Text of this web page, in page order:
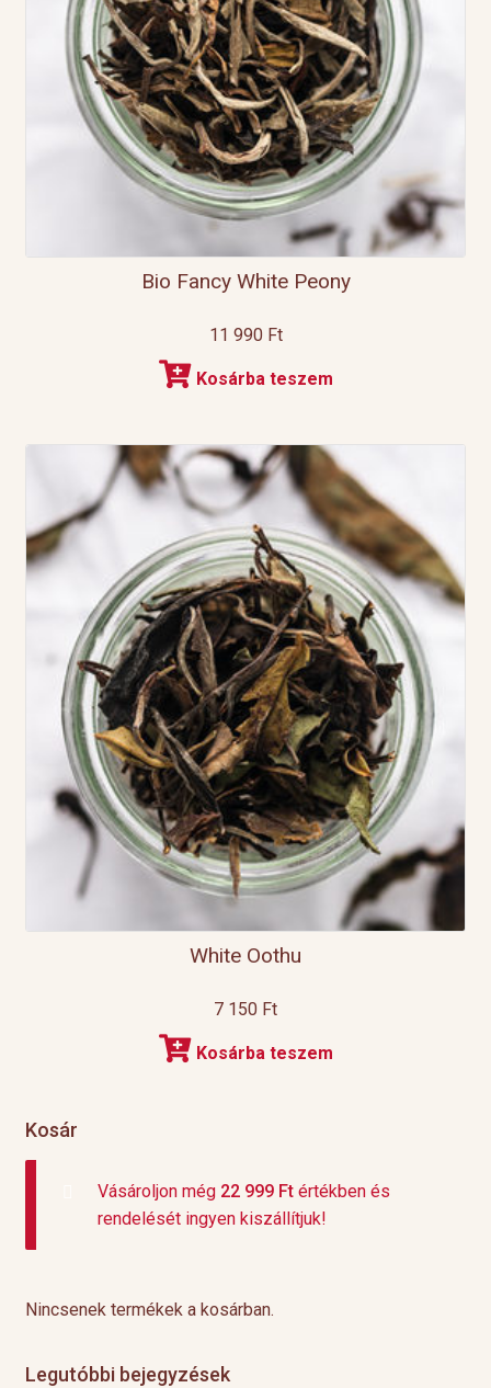
Bio Fancy White Peony
11 990 Ft
Kosárba teszem
White Oothu
7 150 Ft
Kosárba teszem
Kosár
Vásároljon még 22 999 Ftértékben és
rendelését ingyen kiszállítjuk!
Nincsenek termékek a kosárban.
Legutóbbi bejegyzések